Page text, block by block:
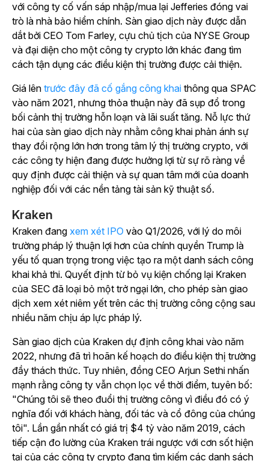
với công ty cố vấn sáp nhập/mua lại Jefferies đóng vai
trò là nhà bảo hiểm chính. Sàn giao dịch này được dẫn
dắt bởi CEO Tom Farley, cựu chủ tịch của NYSE Group
và đại diện cho một công ty crypto lớn khác đang tìm
cách tận dụng các điều kiện thị trường được cải thiện.
Giá lên trước đây đã cố gắng công khai thông qua SPAC
vào năm 2021, nhưng thỏa thuận này đã sụp đổ trong
bối cảnh thị trường hỗn loạn và lãi suất tăng. Nỗ lực thứ
hai của sàn giao dịch này nhằm công khai phản ánh sự
thay đổi rộng lớn hơn trong tâm lý thị trường crypto, với
các công ty hiện đang được hưởng lợi từ sự rõ ràng về
quy định được cải thiện và sự quan tâm mới của doanh
nghiệp đối với các nền tảng tài sản kỹ thuật số.
Kraken
Kraken đang xem xét IPO vào Q1/2026, với lý do môi
trường pháp lý thuận lợi hơn của chính quyền Trump là
yếu tố quan trọng trong việc tạo ra một danh sách công
khai khả thi. Quyết định từ bỏ vụ kiện chống lại Kraken
của SEC đã loại bỏ một trở ngại lớn, cho phép sàn giao
dịch xem xét niêm yết trên các thị trường công cộng sau
nhiều năm chịu áp lực pháp lý.
Sàn giao dịch của Kraken dự định công khai vào năm
2022, nhưng đã trì hoãn kế hoạch do điều kiện thị trường
đầy thách thức. Tuy nhiên, đồng CEO Arjun Sethi nhấn
mạnh rằng công ty vẫn chọn lọc về thời điểm, tuyên bố:
"Chúng tôi sẽ theo đuổi thị trường công vì điều đó có ý
nghĩa đối với khách hàng, đối tác và cổ đông của chúng
tôi". Lần gần nhất có giá trị $4 tỷ vào năm 2019, cách
tiếp cận đo lường của Kraken trái ngược với cơn sốt hiện
tại của các công ty crypto đang tìm kiếm các danh sách